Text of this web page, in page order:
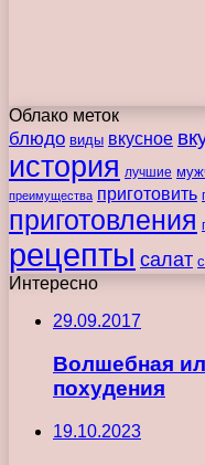
Облако меток
блюдо виды вкусное
история лучшие
преимущества приготовить
приготовления
рецепты салат
Интересно
29.09.2017
Волшебная
похудения
19.10.2023